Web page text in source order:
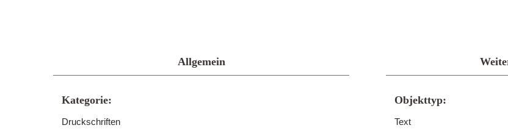
Allgemein
Kategorie:
Druckschriften
Objekttyp:
Text